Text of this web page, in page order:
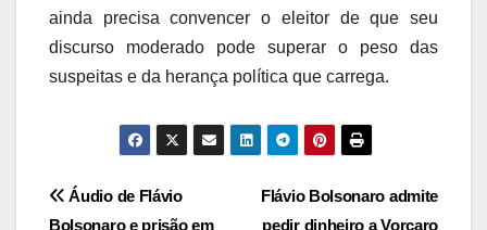
ainda precisa convencer o eleitor de que seu
discurso moderado pode superar o peso das
suspeitas e da herança política que carrega.
Navegação
Flávio Bolsonaro admite
pedir dinheiro a Vorcaro
Áudio de Flávio
Bolsonaro e prisão em